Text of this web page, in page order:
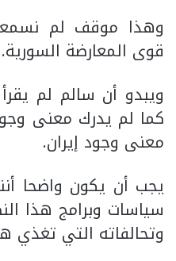
وهذا موقف لم
قوى المعارضة السورية.
ويبدو أن سالم لم يقرأ
كما لم يدرك معنى
معنى وجود إيران.
يجب أن يكون واضحا
سياسات وبرامج هذا
وتحالفاته التي تغذي